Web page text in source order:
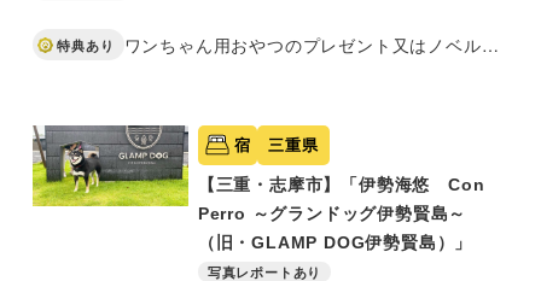
特典あり ワンちゃん用おやつのプレゼント又はノベルティタオル
宿 三重県
【三重・志摩市】「伊勢海悠 Con
Perro ～グランドッグ伊勢賢島～
（旧・GLAMP DOG伊勢賢島）」
写真レポートあり